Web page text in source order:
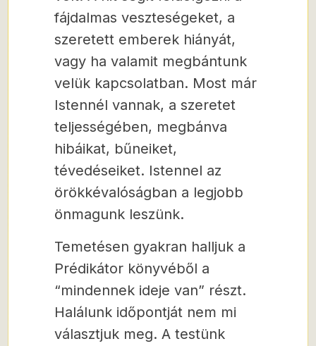
fájdalmas veszteségeket, a
szeretett emberek hiányát,
vagy ha valamit megbántunk
velük kapcsolatban. Most már
Istennél vannak, a szeretet
teljességében, megbánva
hibáikat, bűneiket,
tévedéseiket. Istennel az
örökkévalóságban a legjobb
önmagunk leszünk.
Temetésen gyakran halljuk a
Prédikátor könyvéből a
“mindennek ideje van” részt.
Halálunk időpontját nem mi
választjuk meg. A testünk